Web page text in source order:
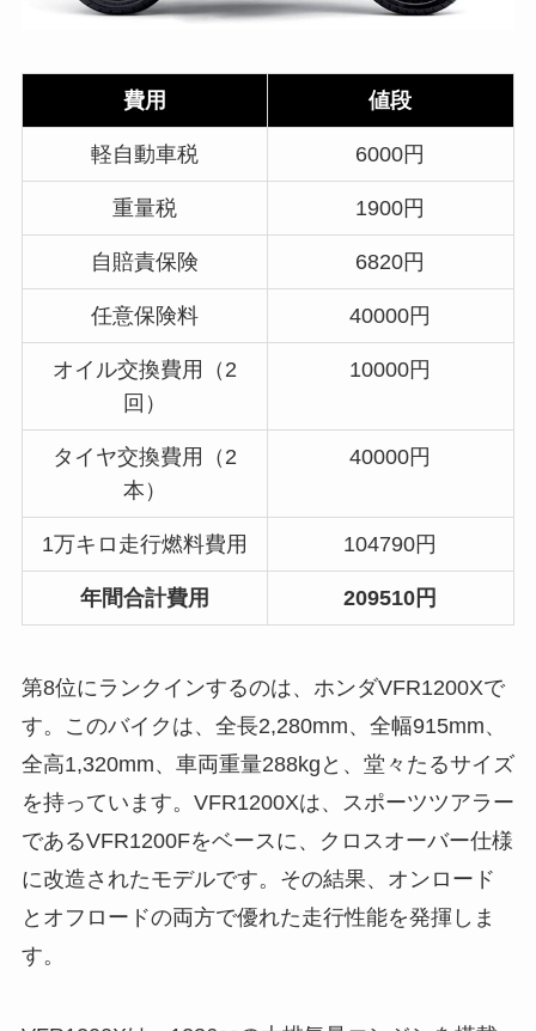
費用 値段
軽自動車税 6000円
重量税 1900円
自賠責保険 6820円
任意保険料 40000円
オイル交換費用（2
回）
10000円
タイヤ交換費用（2
本）
40000円
1万キロ走行燃料費用 104790円
年間合計費用 209510円
第8位にランクインするのは、ホンダVFR1200Xで
す。このバイクは、全長2,280mm、全幅915mm、
全高1,320mm、車両重量288kgと、堂々たるサイズ
を持っています。VFR1200Xは、スポーツツアラー
であるVFR1200Fをベースに、クロスオーバー仕様
に改造されたモデルです。その結果、オンロード
とオフロードの両方で優れた走行性能を発揮しま
す。